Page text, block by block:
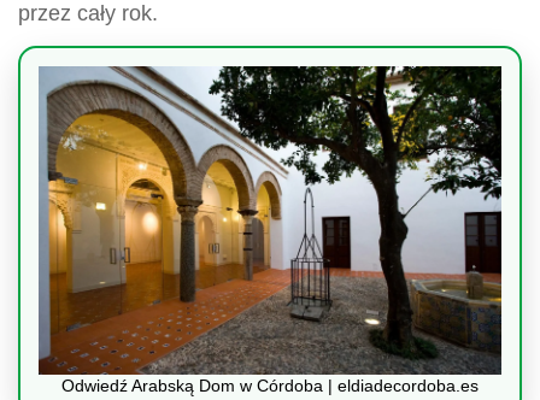
przez cały rok.
Odwiedź Arabską Dom w Córdoba | eldiadecordoba.es